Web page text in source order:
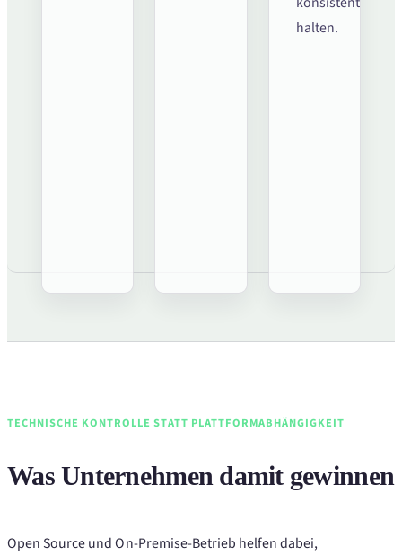
halten.
TECHNISCHE KONTROLLE STATT PLATTFORMABHÄNGIGKEIT
Was Unternehmen damit gewinnen
Open Source und On-Premise-Betrieb helfen dabei,